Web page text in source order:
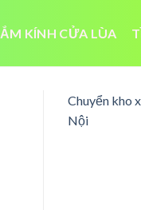
KÍNH CỬA LÙA
Chuyển kho
Nội